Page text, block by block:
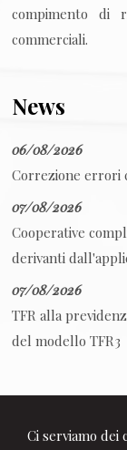
Ci serviamo
compimento di
commerciali.
News
06/08/2026
Correzione errori
07/08/2026
Cooperative
derivanti
07/08/2026
TFR alla
del modello TFR3